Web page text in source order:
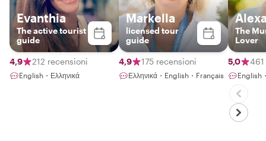
Evanthia
The active tourist
guide
4,9 212 recensioni
English・Ελληνικά
Markella
licensed tour
guide
4,9 175 recensioni
Ελληνικά・English・Français
The
Lover
5,0
English